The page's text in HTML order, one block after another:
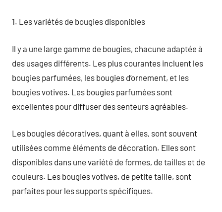
1. Les variétés de bougies disponibles
Il y a une large gamme de bougies, chacune adaptée à
des usages différents. Les plus courantes incluent les
bougies parfumées, les bougies d’ornement, et les
bougies votives. Les bougies parfumées sont
excellentes pour diffuser des senteurs agréables.
Les bougies décoratives, quant à elles, sont souvent
utilisées comme éléments de décoration. Elles sont
disponibles dans une variété de formes, de tailles et de
couleurs. Les bougies votives, de petite taille, sont
parfaites pour les supports spécifiques.